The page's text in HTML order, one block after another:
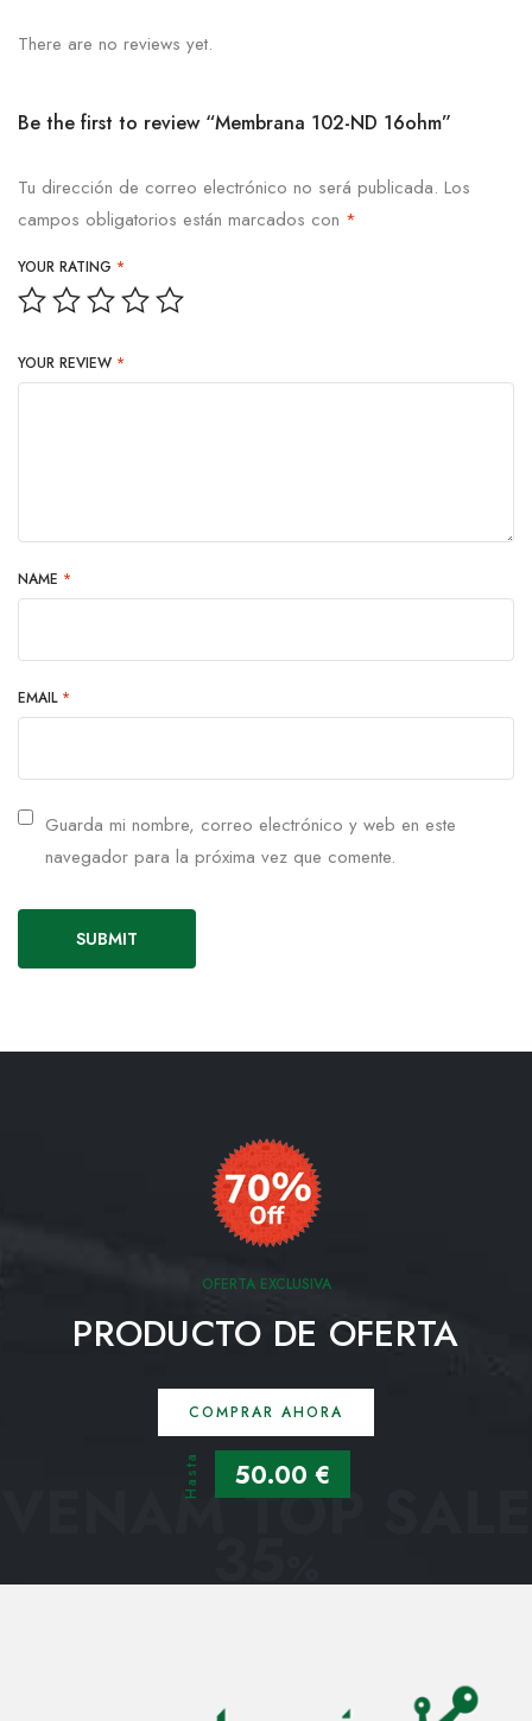
There are no reviews yet.
Be the first to review “Membrana 102-ND 16ohm”
Tu dirección de correo electrónico no será publicada. Los
campos obligatorios están marcados con *
YOUR RATING *
YOUR REVIEW *
NAME *
EMAIL *
Guarda mi nombre, correo electrónico y web en este
navegador para la próxima vez que comente.
OFERTA EXCLUSIVA
PRODUCTO DE OFERTA
COMPRAR AHORA
Hasta 50.00 €
VENAM TOP SALE
35